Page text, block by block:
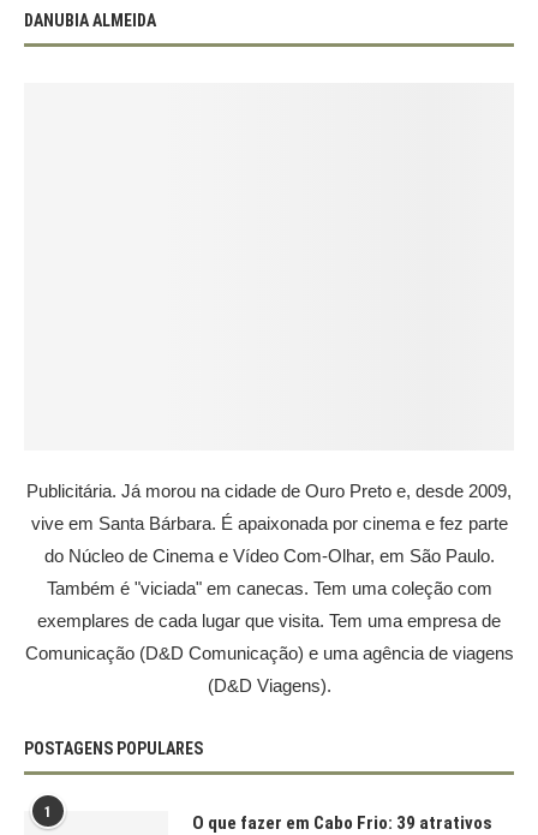
DANUBIA ALMEIDA
Publicitária. Já morou na cidade de Ouro Preto e, desde 2009,
vive em Santa Bárbara. É apaixonada por cinema e fez parte
do Núcleo de Cinema e Vídeo Com-Olhar, em São Paulo.
Também é "viciada" em canecas. Tem uma coleção com
exemplares de cada lugar que visita. Tem uma empresa de
Comunicação (D&D Comunicação) e uma agência de viagens
(D&D Viagens).
POSTAGENS POPULARES
1
O que fazer em Cabo Frio: 39 atrativos